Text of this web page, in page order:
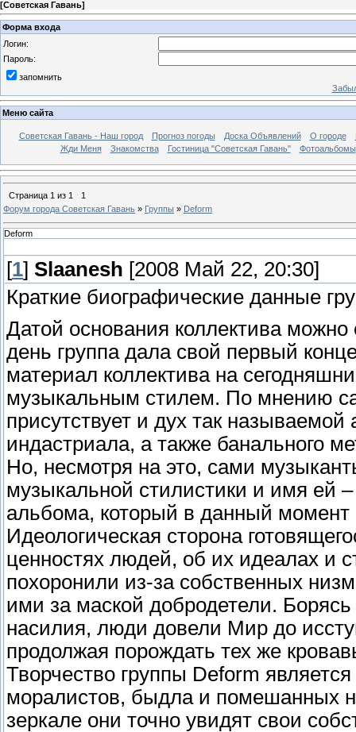
[Советская Гавань]
Форма входа
Логин:
Пароль:
запомнить
Меню сайта
Советская Гавань - Наш город Прогноз погоды Доска Объявлений О городе
Жди Меня
Знакомства Гостиница "Советская Гавань" Фотоальбомы
Страница 1 из 1
1
Форум города Советская Гавань » Группы » Deform
Deform
[1] Slaanesh [2008 Май 22, 20:30]
Краткие биографические данные
Датой основания коллектива можно
день группа дала свой первый
материал коллектива на
музыкальным стилем. По мнению
присутствует и дух так
индастриала, а также банального
Но, несмотря на это, сами
музыкальной стилистики и имя ей
альбома, который в данный момент
Идеологическая сторона
ценностях людей, об их идеалах и
похоронили из-за собственных
ими за маской добродетели.
насилия, люди довели Мир до
продолжая порождать тех же
Творчество группы Deform
моралистов, быдла и помешанных
зеркале они точно увидят свои